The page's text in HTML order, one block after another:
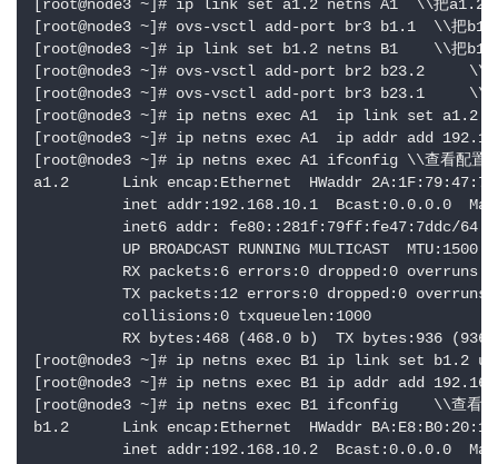
[root@node3 ~]# ip link set a1.2 netns A1  \\把a1.2端
[root@node3 ~]# ovs-vsctl add-port br3 b1.1  \\把b1.1
[root@node3 ~]# ip link set b1.2 netns B1    \\把b1.2
[root@node3 ~]# ovs-vsctl add-port br2 b23.2     \\把
[root@node3 ~]# ovs-vsctl add-port br3 b23.1     \\
[root@node3 ~]# ip netns exec A1  ip link set a1.2 up
[root@node3 ~]# ip netns exec A1  ip addr add
[root@node3 ~]# ip netns exec A1 ifconfig \\查看配置
a1.2      Link encap:Ethernet  HWaddr
inet addr:192.168.10.1  Bcast:0.0.0.0
inet6 addr: fe80::281f:79ff:fe47:7ddc/64
UP BROADCAST RUNNING MULTICAST  MTU:1500
RX packets:6 errors:0 dropped:0 overruns:0
TX packets:12 errors:0 dropped:0
collisions:0 txqueuelen:1000
RX bytes:468 (468.0 b)  TX bytes:936
[root@node3 ~]# ip netns exec B1 ip link set b1.2 up
[root@node3 ~]# ip netns exec B1 ip addr add
[root@node3 ~]# ip netns exec B1 ifconfig    \\查看
b1.2      Link encap:Ethernet  HWaddr
inet addr:192.168.10.2  Bcast:0.0.0.0